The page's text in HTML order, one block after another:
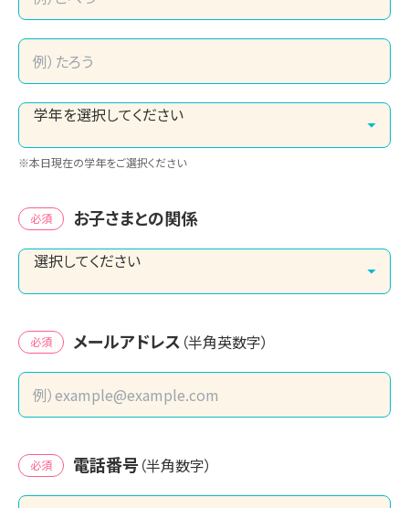
※本日現在の学年をご選択ください
必須 お子さまとの関係
必須 メールアドレス （半角英数字）
必須 電話番号 （半角数字）